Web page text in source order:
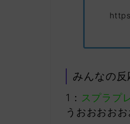
みんなの反
1： スプラプ
うおおおお